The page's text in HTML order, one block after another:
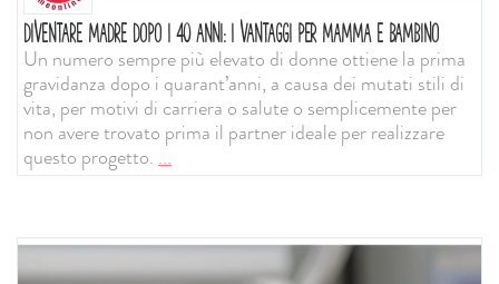
DIVENTARE MADRE DOPO I 40 ANNI: I VANTAGGI PER MAMMA E BAMBINO
Un numero sempre più elevato di donne ottiene la prima
gravidanza dopo i quarant’anni, a causa dei mutati stili di
vita, per motivi di carriera o salute o semplicemente per
non avere trovato prima il partner ideale per realizzare
questo progetto....